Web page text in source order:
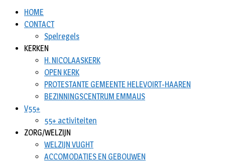
HOME
CONTACT
Spelregels
KERKEN
H. NICOLAASKERK
OPEN KERK
PROTESTANTE GEMEENTE HELEVOIRT-HAAREN
BEZINNINGSCENTRUM EMMAUS
V55+
55+ activiteiten
ZORG/WELZIJN
WELZIJN VUGHT
ACCOMODATIES EN GEBOUWEN